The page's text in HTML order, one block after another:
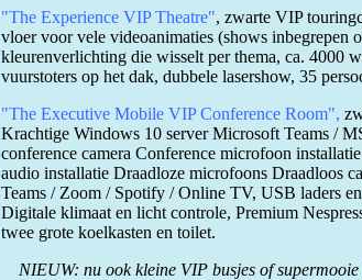
"The Experience VIP Theatre", zwarte VIP
vloer voor vele videoanimaties (shows inbegrepen
kleurenverlichting die wisselt per thema, ca. 4000
vuurstoters op het dak, dubbele lasershow, 35
"The Executive Mobile VIP Conference Room",
Krachtige Windows 10 server Microsoft Teams /
conference camera Conference microfoon
audio installatie Draadloze microfoons Draadloos
Teams / Zoom / Spotify / Online TV, USB laders
Digitale klimaat en licht controle, Premium
twee grote koelkasten en toilet.
NIEUW: nu ook kleine VIP busjes of supermooie